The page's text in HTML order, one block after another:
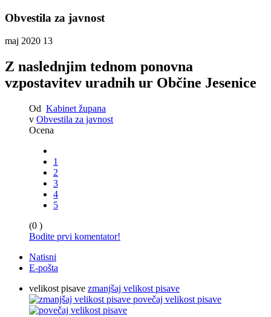
Obvestila za javnost
maj 2020 13
Z naslednjim tednom ponovna
vzpostavitev uradnih ur Občine Jesenice
Od Kabinet župana
v Obvestila za javnost
Ocena
1
2
3
4
5
(0 )
Bodite prvi komentator!
Natisni
E-pošta
velikost pisave zmanjšaj velikost pisave
povečaj velikost pisave